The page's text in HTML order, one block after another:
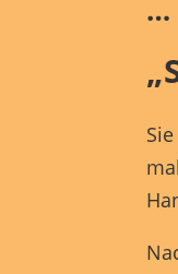
…